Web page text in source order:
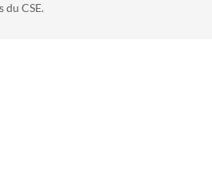
du CSE.